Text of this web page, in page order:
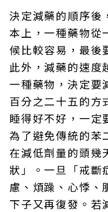
決定減藥的順序後
本上，一種藥物從
候比較容易，最後
此外，減藥的速度
一種藥物，決定要
百分之二十五的方
睡得好不好，一定
為了避免傳統的苯
在減低劑量的頭幾
狀」。一旦「戒斷
慮、煩躁、心悸、
下子又再復發。若